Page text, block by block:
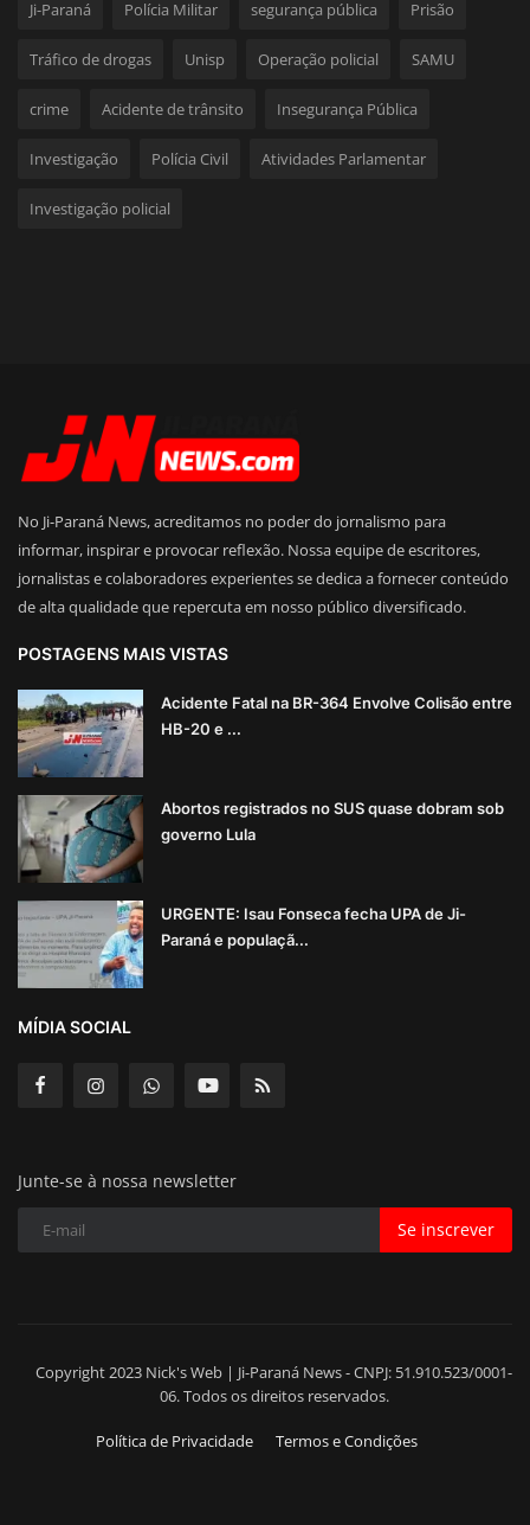
Ji-Paraná Polícia Militar segurança pública Prisão
Tráfico de drogas Unisp Operação policial SAMU
crime Acidente de trânsito Insegurança Pública
Investigação Polícia Civil Atividades Parlamentar
Investigação policial
No Ji-Paraná News, acreditamos no poder do jornalismo para
informar, inspirar e provocar reflexão. Nossa equipe de escritores,
jornalistas e colaboradores experientes se dedica a fornecer conteúdo
de alta qualidade que repercuta em nosso público diversificado.
POSTAGENS MAIS VISTAS
Acidente Fatal na BR-364 Envolve Colisão entre
HB-20 e ...
Abortos registrados no SUS quase dobram sob
governo Lula
URGENTE: Isau Fonseca fecha UPA de Ji-
Paraná e populaçã...
MÍDIA SOCIAL
Junte-se à nossa newsletter
Se inscrever
Copyright 2023 Nick's Web | Ji-Paraná News - CNPJ: 51.910.523/0001-
06. Todos os direitos reservados.
Política de Privacidade Termos e Condições